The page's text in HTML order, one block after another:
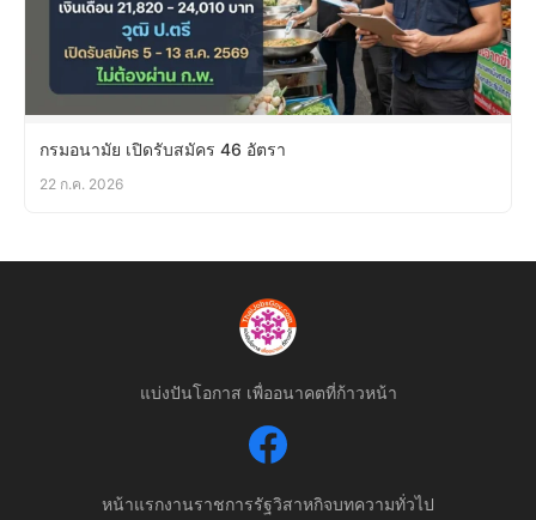
กรมอนามัย เปิดรับสมัคร 46 อัตรา
22 ก.ค. 2026
แบ่งปันโอกาส เพื่ออนาคตที่ก้าวหน้า
หน้าแรกงานราชการรัฐวิสาหกิจบทความทั่วไป